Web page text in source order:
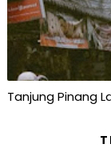
Tanjung Pinang